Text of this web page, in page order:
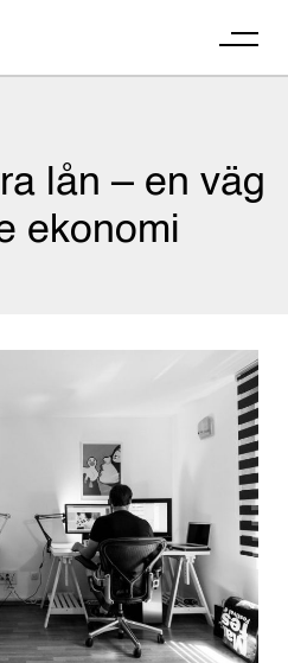
lån – en väg
ekonomi